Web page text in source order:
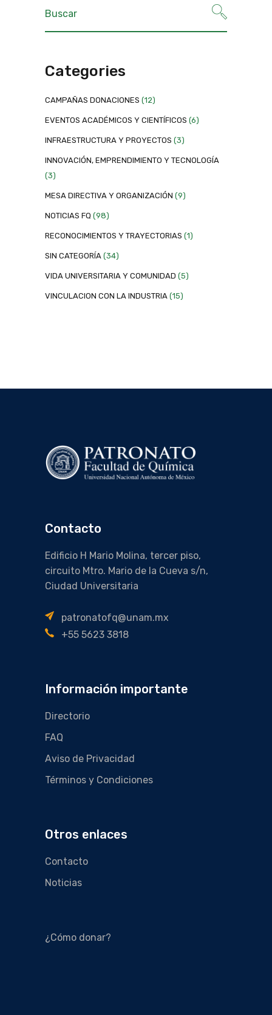
Categories
CAMPAÑAS DONACIONES (12)
EVENTOS ACADÉMICOS Y CIENTÍFICOS (6)
INFRAESTRUCTURA Y PROYECTOS (3)
INNOVACIÓN, EMPRENDIMIENTO Y TECNOLOGÍA
(3)
MESA DIRECTIVA Y ORGANIZACIÓN (9)
NOTICIAS FQ (98)
RECONOCIMIENTOS Y TRAYECTORIAS (1)
SIN CATEGORÍA (34)
VIDA UNIVERSITARIA Y COMUNIDAD (5)
VINCULACION CON LA INDUSTRIA (15)
Contacto
Edificio H Mario Molina, tercer piso,
circuito Mtro. Mario de la Cueva s/n,
Ciudad Universitaria
patronatofq@unam.mx
+55 5623 3818
Información importante
Directorio
FAQ
Aviso de Privacidad
Términos y Condiciones
Otros enlaces
Contacto
Noticias
¿Cómo donar?